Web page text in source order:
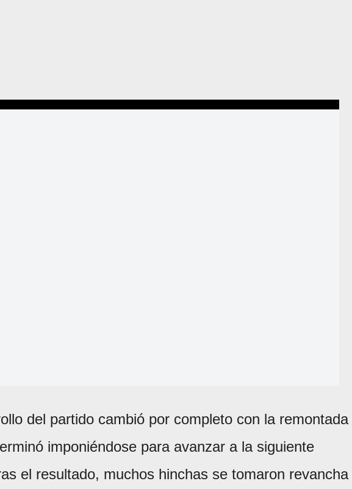
del partido cambió por completo con la remontada
imponiéndose para avanzar a la siguiente
el resultado, muchos hinchas se tomaron revancha